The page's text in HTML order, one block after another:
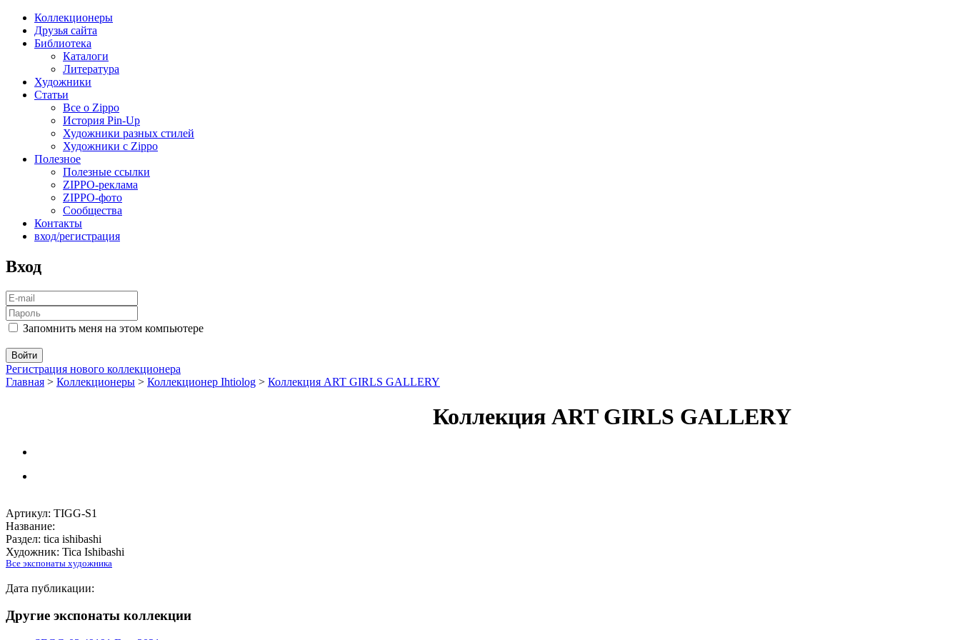
Коллекционеры
Друзья сайта
Библиотека
Каталоги
Литература
Художники
Статьи
Все о Zippo
История Pin-Up
Художники разных стилей
Художники с Zippo
Полезное
Полезные ссылки
ZIPPO-реклама
ZIPPO-фото
Сообщества
Контакты
вход/регистрация
Вход
Запомнить меня на этом компьютере
Регистрация нового коллекционера
Главная > Коллекционеры > Коллекционер Ihtiolog > Коллекция ART GIRLS GALLERY
Коллекция ART GIRLS GALLERY
Артикул: TIGG-S1
Название:
Раздел: tica ishibashi
Художник: Tica Ishibashi
Все экспонаты художника
Дата публикации:
Другие экспонаты коллекции